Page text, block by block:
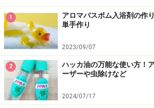
1
アロマバスボム入浴剤の作
単手作り
2023/09/07
2
ハッカ油の万能な使い方！
ーザーや虫除けなど
2024/07/17